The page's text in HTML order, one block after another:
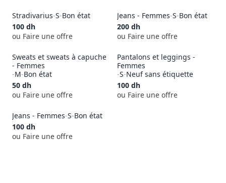
Stradivarius-S-Bon état
100 dh
ou Faire une offre
Jeans - Femmes-S-Bon état
200 dh
ou Faire une offre
Sweats et sweats à capuche
- Femmes
-M-Bon état
50 dh
ou Faire une offre
Pantalons et leggings -
Femmes
-S-Neuf sans étiquette
100 dh
ou Faire une offre
Jeans - Femmes-S-Bon état
100 dh
ou Faire une offre